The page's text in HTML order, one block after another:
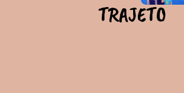
TRAJETO